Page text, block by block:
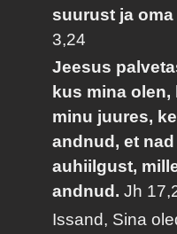
suurust ja
3,24
Jeesus
kus mina olen,
minu juures,
andnud, et
auhiilgust,
andnud.Jh
Issand, Sina